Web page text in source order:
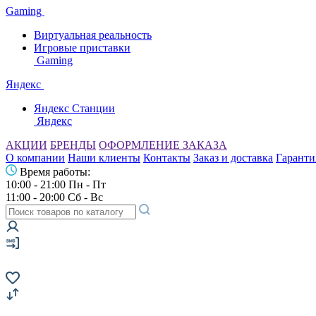
Gaming
Виртуальная реальность
Игровые приставки
Gaming
Яндекс
Яндекс Станции
Яндекс
АКЦИИ БРЕНДЫ ОФОРМЛЕНИЕ ЗАКАЗА
О компании Наши клиенты Контакты Заказ и доставка
Время работы:
10:00 - 21:00 Пн - Пт
11:00 - 20:00 Сб - Вс